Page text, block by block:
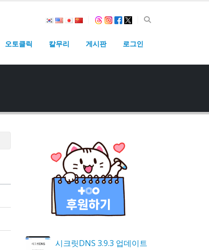
오토클릭 칼무리 게시판 로그인
시크릿DNS 3.9.3 업데이트